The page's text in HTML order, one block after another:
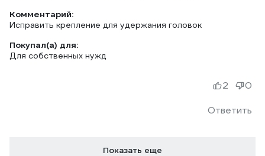
Комментарий:
Исправить крепление для удержания головок
Покупал(а) для:
Для собственных нужд
Ответить
2 0
Показать еще